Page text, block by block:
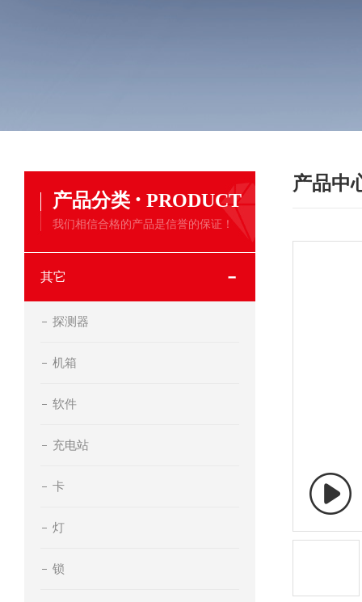
产品分类 · PRODUCT
我们相信合格的产品是信誉的保证！
其它
探测器
机箱
软件
充电站
卡
灯
锁
产品中